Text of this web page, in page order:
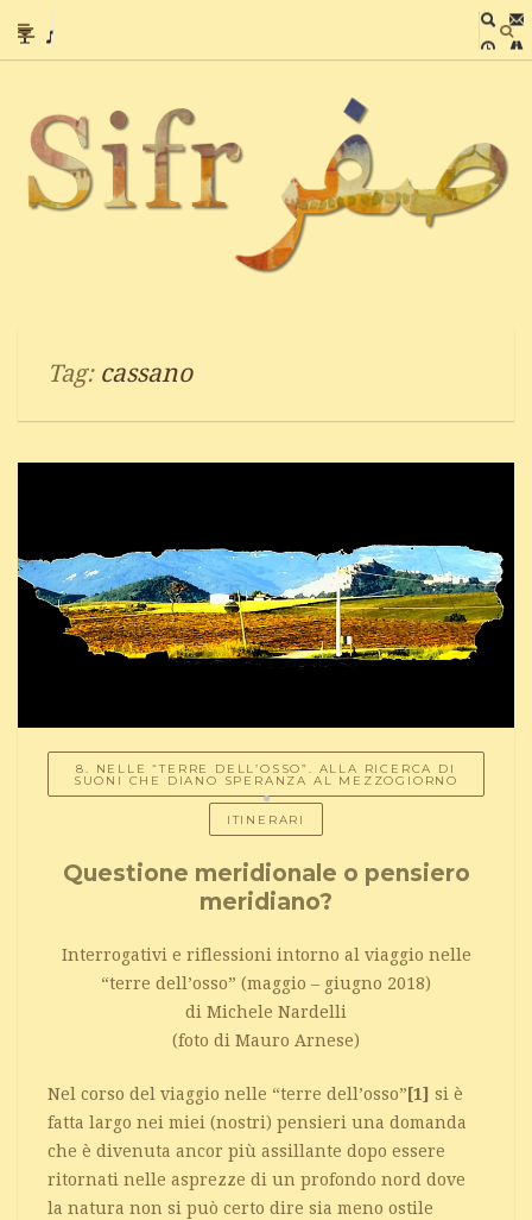
Tag: cassano
8. NELLE “TERRE DELL’OSSO”. ALLA RICERCA DI
SUONI CHE DIANO SPERANZA AL MEZZOGIORNO
ITINERARI
Questione meridionale o pensiero
meridiano?
Interrogativi e riflessioni intorno al viaggio nelle
“terre dell’osso” (maggio – giugno 2018)
di Michele Nardelli
(foto di Mauro Arnese)
Nel corso del viaggio nelle “terre dell’osso” [1] si è
fatta largo nei miei (nostri) pensieri una domanda
che è divenuta ancor più assillante dopo essere
ritornati nelle asprezze di un profondo nord dove
la natura non si può certo dire sia meno ostile